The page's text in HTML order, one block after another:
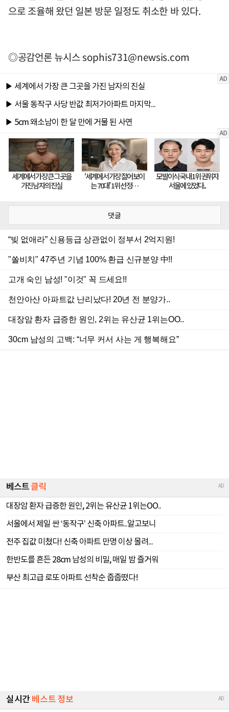
으로 조율해 왔던 일본 방문 일정도 취소한 바 있다.
◎공감언론 뉴시스sophis731@newsis.com
댓글